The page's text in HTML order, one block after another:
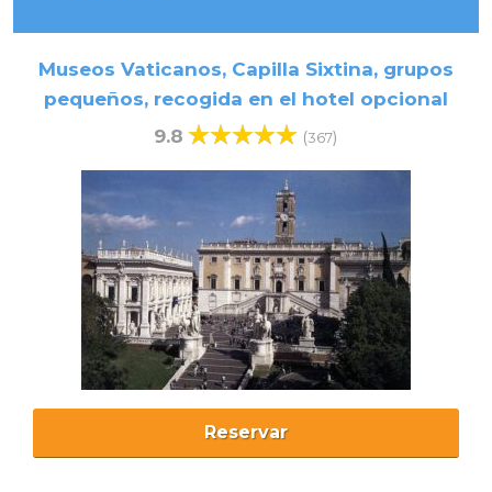
Museos Vaticanos, Capilla Sixtina, grupos
pequeños, recogida en el hotel opcional
9.8
(367)
Reservar